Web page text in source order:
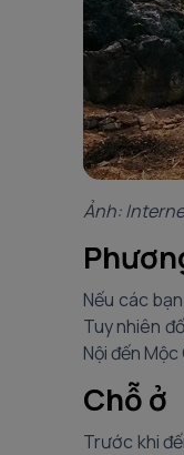
Ảnh:
Nếu các
Tuy nhiên
Nội đến
Chỗ ở
Trước khi